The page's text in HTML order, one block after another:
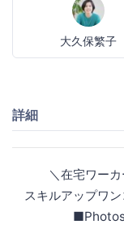
大久保繁子
詳細
＼在宅ワーカー
スキルアップワン